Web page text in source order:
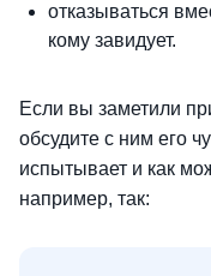
отказываться
кому завидует.
Если вы заметили
обсудите с ним его
испытывает и как
например, так: